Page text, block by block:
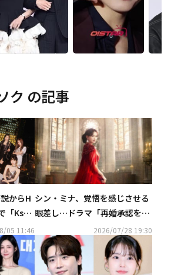
ク の記事
からH
「Kstyl
TOP5」
05 11:46
シン・ミナ、覚悟を感じさせる
眼差し…ドラマ「再婚承認を要
求します」予告ポスターを公
開！
2026/07/28 19:30